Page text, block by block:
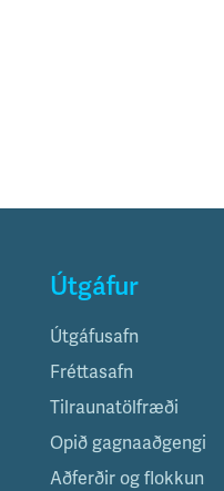
Útgáfur
Útgáfusafn
Fréttasafn
Tilraunatölfræði
Opið gagnaaðgengi
Aðferðir og flokkun